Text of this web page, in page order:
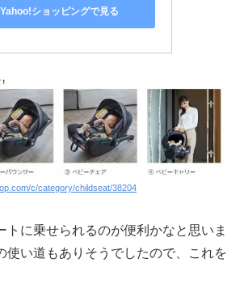
Yahoo!ショッピングで見る
c/category/childseat/38204
トに乗せられるのが便利かなと思いま
使い道もありそうでしたので、これを